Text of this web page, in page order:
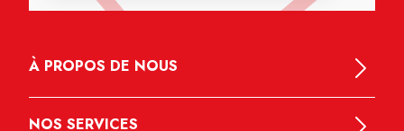
À PROPOS DE NOUS
NOS SERVICES